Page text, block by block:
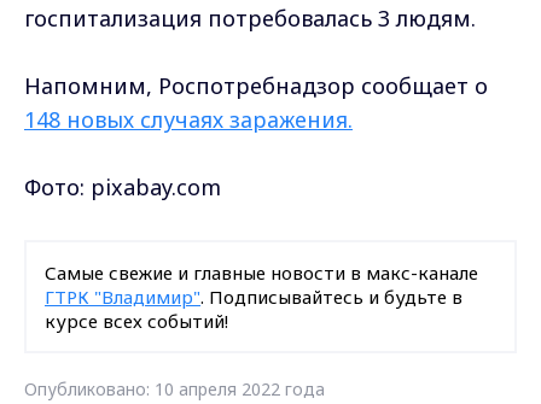
госпитализация потребовалась 3 людям.
Напомним, Роспотребнадзор сообщает о
148 новых случаях заражения.
Фото: pixabay.com
Самые свежие и главные новости в макс-канале
ГТРК "Владимир". Подписывайтесь и будьте в
курсе всех событий!
Опубликовано: 10 апреля 2022 года